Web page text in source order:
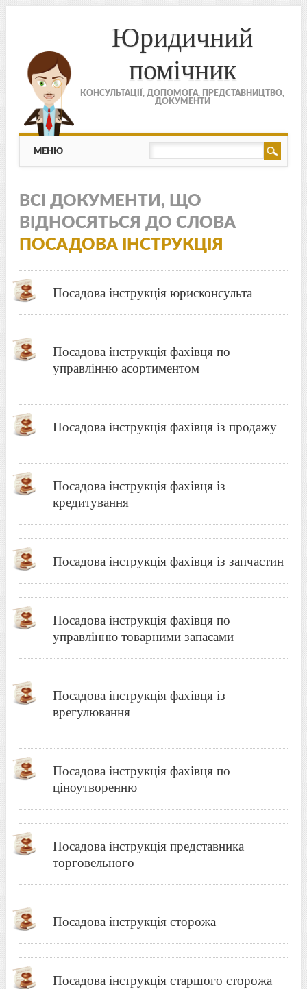
Юридичний
помічник
КОНСУЛЬТАЦІЇ, ДОПОМОГА, ПРЕДСТАВНИЦТВО,
ДОКУМЕНТИ
МЕНЮ
Skip to content
МЕНЮ
ВСІ ДОКУМЕНТИ, ЩО
ВІДНОСЯТЬСЯ ДО СЛОВА
ПОСАДОВА ІНСТРУКЦІЯ
Посадова інструкція юрисконсульта
Посадова інструкція фахівця по
управлінню асортиментом
Посадова інструкція фахівця із продажу
Посадова інструкція фахівця із
кредитування
Посадова інструкція фахівця із запчастин
Посадова інструкція фахівця по
управлінню товарними запасами
Посадова інструкція фахівця із
врегулювання
Посадова інструкція фахівця по
ціноутворенню
Посадова інструкція представника
торговельного
Посадова інструкція сторожа
Посадова інструкція старшого сторожа